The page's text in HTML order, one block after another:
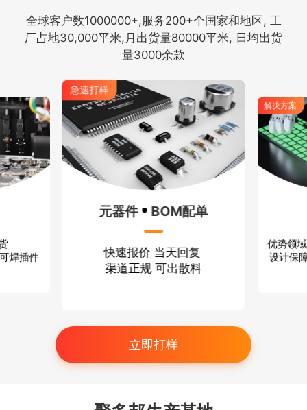
全球客户数1000000+,服务200+个国家和地区, 工
厂占地30,000平米,月出货量80000平米, 日均出货
量3000余款
焊插件
急速打样
元器件 BOM配单
快速报价 当天回复
渠道正规 可出散料
解决方案
优势领
设计保
立即打样